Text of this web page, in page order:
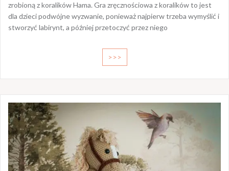
zrobioną z koralików Hama. Gra zręcznościowa z koralików to jest
dla dzieci podwójne wyzwanie, ponieważ najpierw trzeba wymyślić i
stworzyć labirynt, a później przetoczyć przez niego
>>>